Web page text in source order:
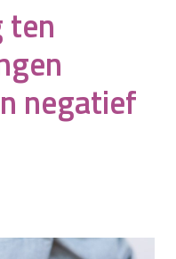
ten
negatief